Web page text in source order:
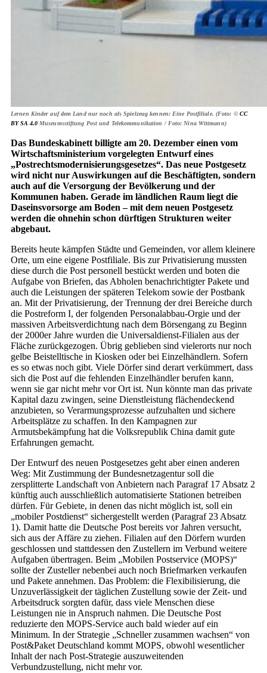
Lernen Kinder auf dem Land nur noch als Spielzeug kennen: Eine Postfiliale. (Foto: © CC
BY SA 4.0Museumsstiftung Post und Telekommunikation / Foto: Nina Wittmann)
Das Bundeskabinett billigte am 20. Dezember einen vom
Wirtschaftsministerium vorgelegten Entwurf eines
„Postrechtsmodernisierungsgesetzes“. Das neue Postgesetz
wird nicht nur Auswirkungen auf die Beschäftigten, sondern
auch auf die Versorgung der Bevölkerung und der
Kommunen haben. Gerade im ländlichen Raum liegt die
Daseinsvorsorge am Boden – mit dem neuen Postgesetz
werden die ohnehin schon dürftigen Strukturen weiter
abgebaut.
Bereits heute kämpfen Städte und Gemeinden, vor allem kleinere
Orte, um eine eigene Postfiliale. Bis zur Privatisierung mussten
diese durch die Post personell bestückt werden und boten die
Aufgabe von Briefen, das Abholen benachrichtigter Pakete und
auch die Leistungen der späteren Telekom sowie der Postbank
an. Mit der Privatisierung, der Trennung der drei Bereiche durch
die Postreform I, der folgenden Personalabbau-Orgie und der
massiven Arbeitsverdichtung nach dem Börsengang zu Beginn
der 2000er Jahre wurden die Universaldienst-Filialen aus der
Fläche zurückgezogen. Übrig geblieben sind vielerorts nur noch
gelbe Beistelltische in Kiosken oder bei Einzelhändlern. Sofern
es so etwas noch gibt. Viele Dörfer sind derart verkümmert, dass
sich die Post auf die fehlenden Einzelhändler berufen kann,
wenn sie gar nicht mehr vor Ort ist. Nun könnte man das private
Kapital dazu zwingen, seine Dienstleistung flächendeckend
anzubieten, so Verarmungsprozesse aufzuhalten und sichere
Arbeitsplätze zu schaffen. In den Kampagnen zur
Armutsbekämpfung hat die Volksrepublik China damit gute
Erfahrungen gemacht.
Der Entwurf des neuen Postgesetzes geht aber einen anderen
Weg: Mit Zustimmung der Bundesnetzagentur soll die
zersplitterte Landschaft von Anbietern nach Paragraf 17 Absatz 2
künftig auch ausschließlich automatisierte Stationen betreiben
dürfen. Für Gebiete, in denen das nicht möglich ist, soll ein
„mobiler Postdienst“ sichergestellt werden (Paragraf 23 Absatz
1). Damit hatte die Deutsche Post bereits vor Jahren versucht,
sich aus der Affäre zu ziehen. Filialen auf den Dörfern wurden
geschlossen und stattdessen den Zustellern im Verbund weitere
Aufgaben übertragen. Beim „Mobilen Postservice (MOPS)“
sollte der Zusteller nebenbei auch noch Briefmarken verkaufen
und Pakete annehmen. Das Problem: die Flexibilisierung, die
Unzuverlässigkeit der täglichen Zustellung sowie der Zeit- und
Arbeitsdruck sorgten dafür, dass viele Menschen diese
Leistungen nie in Anspruch nahmen. Die Deutsche Post
reduzierte den MOPS-Service auch bald wieder auf ein
Minimum. In der Strategie „Schneller zusammen wachsen“ von
Post&Paket Deutschland kommt MOPS, obwohl wesentlicher
Inhalt der nach Post-Strategie auszuweitenden
Verbundzustellung, nicht mehr vor.